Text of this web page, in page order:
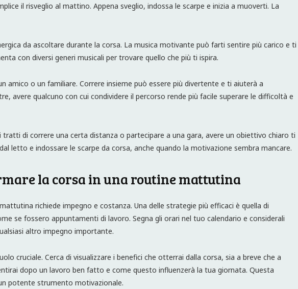
il risveglio al mattino. Appena sveglio, indossa le scarpe e inizia a muoverti. La
da ascoltare durante la corsa. La musica motivante può farti sentire più carico e ti
con diversi generi musicali per trovare quello che più ti ispira.
amico o un familiare. Correre insieme può essere più divertente e ti aiuterà a
avere qualcuno con cui condividere il percorso rende più facile superare le difficoltà e
tratti di correre una certa distanza o partecipare a una gara, avere un obiettivo chiaro ti
letto e indossare le scarpe da corsa, anche quando la motivazione sembra mancare.
la corsa in una routine mattutina
richiede impegno e costanza. Una delle strategie più efficaci è quella di
se fossero appuntamenti di lavoro. Segna gli orari nel tuo calendario e considerali
altro impegno importante.
cruciale. Cerca di visualizzare i benefici che otterrai dalla corsa, sia a breve che a
dopo un lavoro ben fatto e come questo influenzerà la tua giornata. Questa
potente strumento motivazionale.